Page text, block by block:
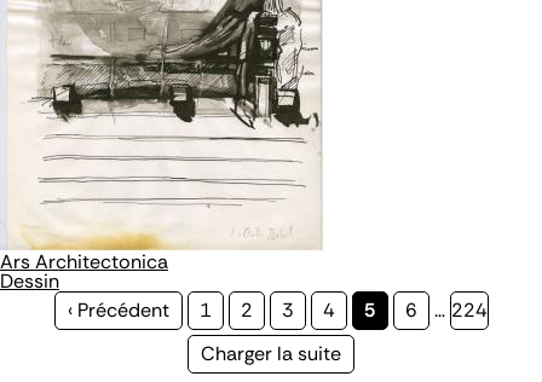
Ars Architectonica
Dessin
Page
‹ Précédent Page
1 Page
2 Page
3 Page
4
Page
5 Page
6 … Page
224
Page
Charger la suite